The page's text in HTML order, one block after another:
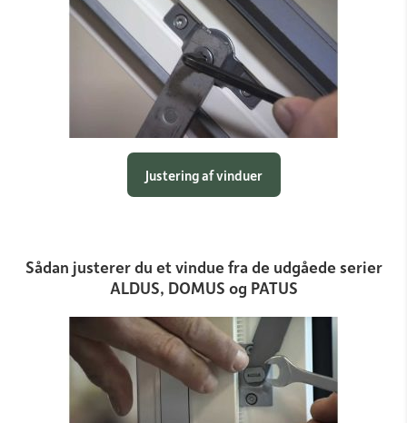
Justering af vinduer
Sådan justerer du et vindue fra de udgåede serier
ALDUS, DOMUS og PATUS